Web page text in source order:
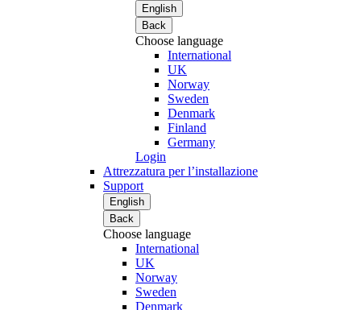
English
Back
Choose language
International
UK
Norway
Sweden
Denmark
Finland
Germany
Login
Attrezzatura per l’installazione
Support
English
Back
Choose language
International
UK
Norway
Sweden
Denmark